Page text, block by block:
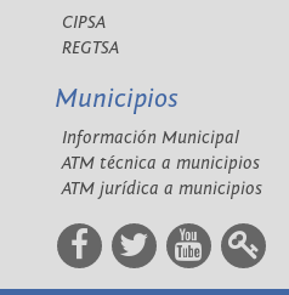
CIPSA
REGTSA
Municipios
Información Municipal
ATM técnica a municipios
ATM jurídica a municipios